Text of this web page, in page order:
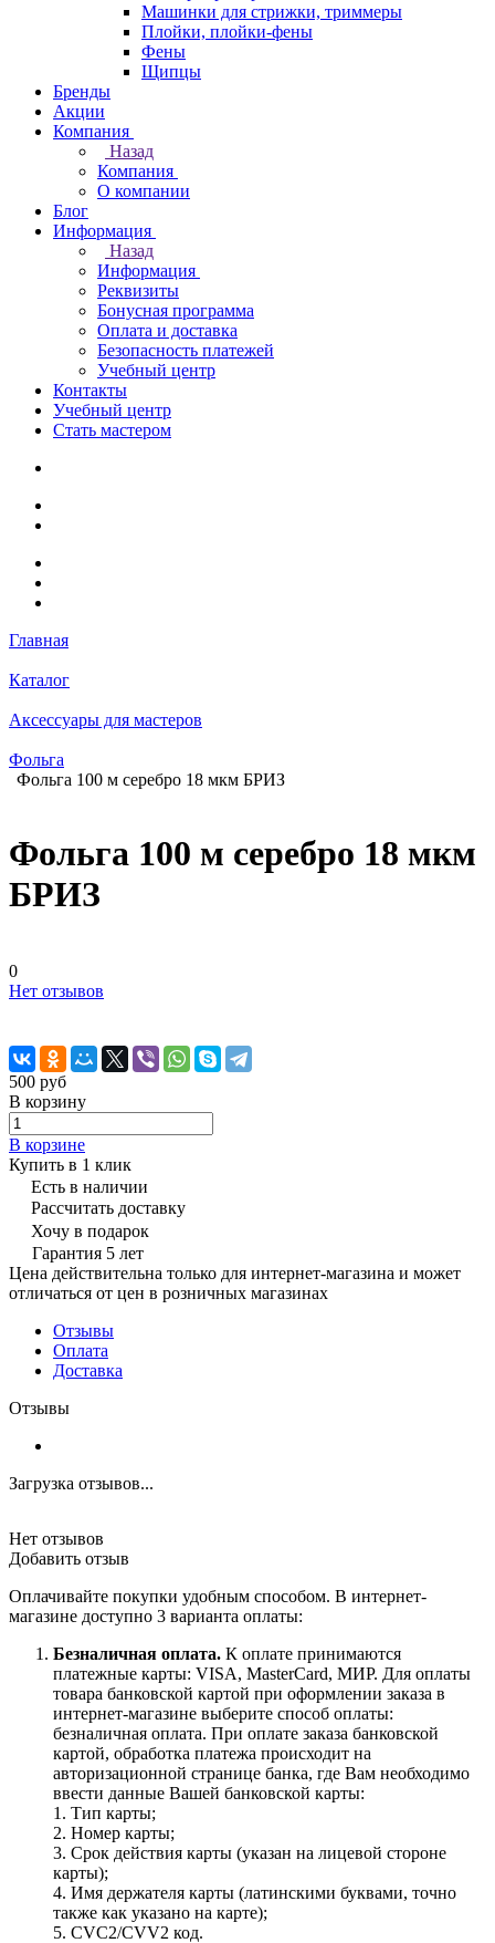
Машинки для стрижки, триммеры
Плойки, плойки-фены
Фены
Щипцы
Бренды
Акции
Компания
Назад
Компания
О компании
Блог
Информация
Назад
Информация
Реквизиты
Бонусная программа
Оплата и доставка
Безопасность платежей
Учебный центр
Контакты
Учебный центр
Стать мастером
Главная
Каталог
Аксессуары для мастеров
Фольга
Фольга 100 м серебро 18 мкм БРИЗ
Фольга 100 м серебро 18 мкм
БРИЗ
0
Нет отзывов
500 руб
В корзину
В корзине
Купить в 1 клик
Есть в наличии
Рассчитать доставку
Хочу в подарок
Гарантия 5 лет
Цена действительна только для интернет-магазина и может
отличаться от цен в розничных магазинах
Отзывы
Оплата
Доставка
Отзывы
Загрузка отзывов...
Нет отзывов
Добавить отзыв
Оплачивайте покупки удобным способом. В интернет-
магазине доступно 3 варианта оплаты:
Безналичная оплата. К оплате принимаются
платежные карты: VISA, MasterCard, МИР. Для оплаты
товара банковской картой при оформлении заказа в
интернет-магазине выберите способ оплаты:
безналичная оплата. При оплате заказа банковской
картой, обработка платежа происходит на
авторизационной странице банка, где Вам необходимо
ввести данные Вашей банковской карты:
1. Тип карты;
2. Номер карты;
3. Срок действия карты (указан на лицевой стороне
карты);
4. Имя держателя карты (латинскими буквами, точно
также как указано на карте);
5. CVC2/CVV2 код.